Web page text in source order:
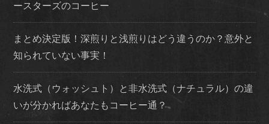
ースターズのコーヒー
まとめ決定版！深煎りと浅煎りはどう違うのか？意外と
知られていない事実！
水洗式（ウォッシュト）と非水洗式（ナチュラル）の違
いが分かればあなたもコーヒー通？